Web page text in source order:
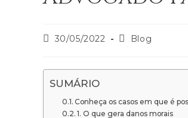
30/05/2022 Blog
SUMÁRIO
Conheça os casos em que é
1. O que gera danos morais